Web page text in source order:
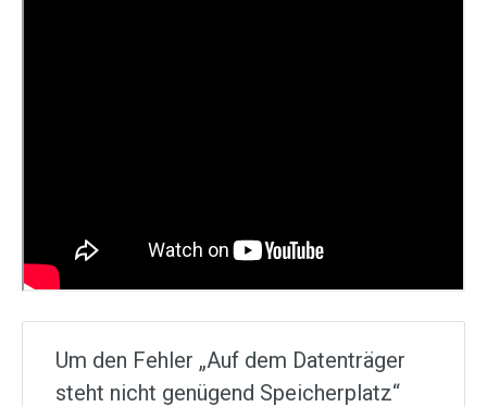
Um den Fehler „Auf dem Datenträger
steht nicht genügend Speicherplatz“